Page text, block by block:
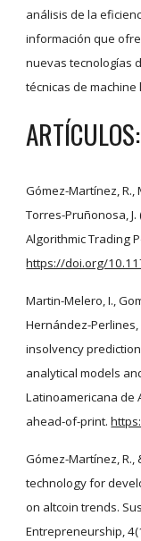
análisis de la
información que
nuevas tecnologías
técnicas de
ARTÍCULOS:
Gómez-Martínez, R.,
Torres-Pruñonosa,
Algorithmic Trading
https://doi.org/
Martin-Melero, I.,
Hernández-
insolvency
analytical models
Latinoamericana de
ahead-of-print.
Gómez-Martínez, R.,
technology for
on altcoin trends.
Entrepreneurship,